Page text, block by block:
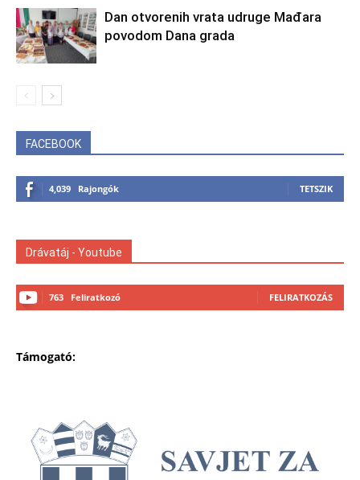
Dan otvorenih vrata udruge Mađara
povodom Dana grada
FACEBOOK
4,039 Rajongók TETSZIK
Drávatáj - Youtube
763 Feliratkozó FELIRATKOZÁS
Támogató: